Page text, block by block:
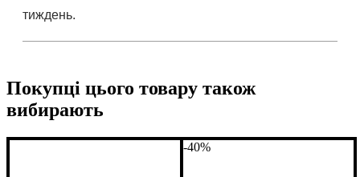
тиждень.
Покупці цього товару також
вибирають
-40%